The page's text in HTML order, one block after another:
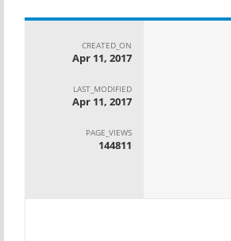
CREATED_ON
Apr 11, 2017
LAST_MODIFIED
Apr 11, 2017
PAGE_VIEWS
144811